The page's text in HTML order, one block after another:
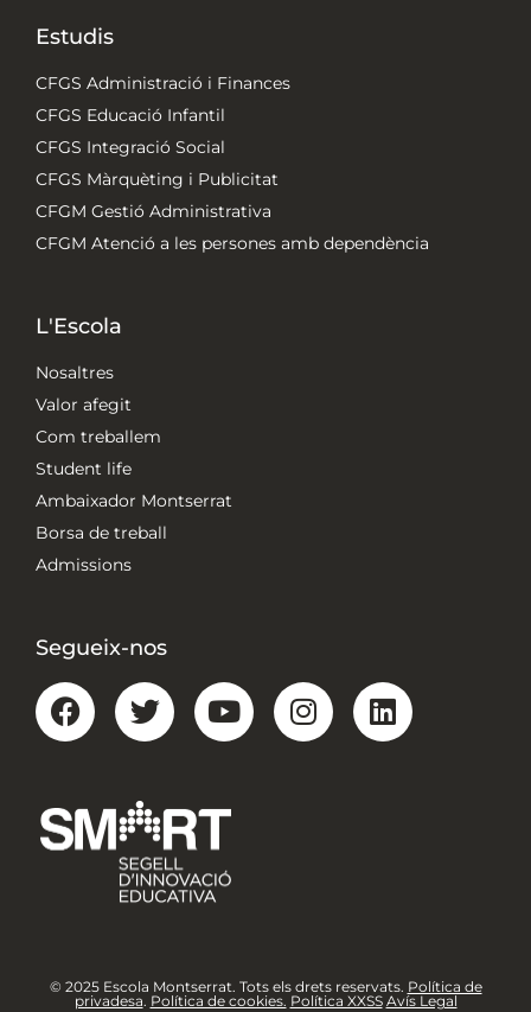
Estudis
CFGS Administració i Finances
CFGS Educació Infantil
CFGS Integració Social
CFGS Màrquèting i Publicitat
CFGM Gestió Administrativa
CFGM Atenció a les persones amb dependència
L'Escola
Nosaltres
Valor afegit
Com treballem
Student life
Ambaixador Montserrat
Borsa de treball
Admissions
Segueix-nos
© 2025 Escola Montserrat. Tots els drets reservats. Política de
privadesa. Política de cookies. Política XXSS Avís Legal